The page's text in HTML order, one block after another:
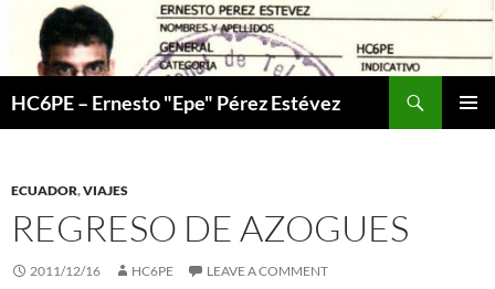
content
HC6PE – Ernesto "Epe" Pérez Estévez
ECUADOR,VIAJES
REGRESO DE AZOGUES
2011/12/16 HC6PE LEAVE A COMMENT